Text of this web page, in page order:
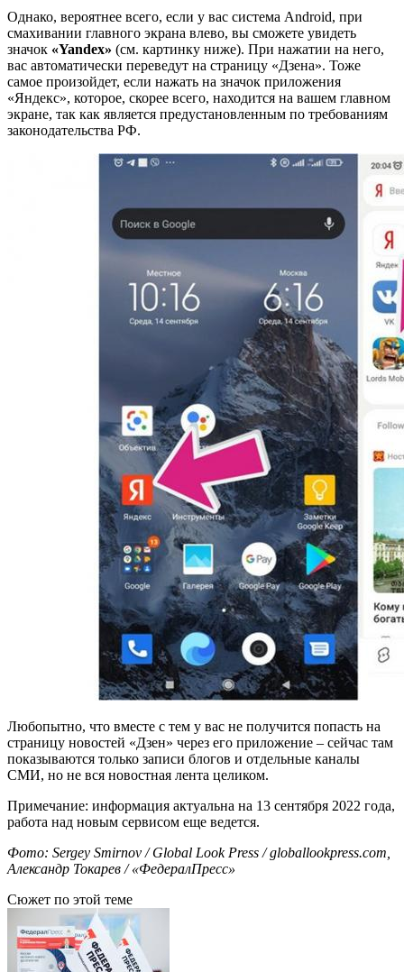
Однако, вероятнее всего, если у вас система Android, при
смахивании главного экрана влево, вы сможете увидеть
значок «Yandex» (см. картинку ниже). При нажатии на него,
вас автоматически переведут на страницу «Дзена». Тоже
самое произойдет, если нажать на значок приложения
«Яндекс», которое, скорее всего, находится на вашем главном
экране, так как является предустановленным по требованиям
законодательства РФ.
Любопытно, что вместе с тем у вас не получится попасть на
страницу новостей «Дзен» через его приложение – сейчас там
показываются только записи блогов и отдельные каналы
СМИ, но не вся новостная лента целиком.
Примечание: информация актуальна на 13 сентября 2022 года,
работа над новым сервисом еще ведется.
Фото: Sergey Smirnov / Global Look Press / globallookpress.com,
Александр Токарев / «ФедералПресс»
Сюжет по этой теме